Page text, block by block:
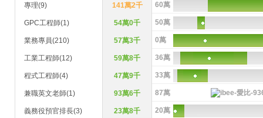
專理(9) 141萬2千 60萬
GPC工程師(1) 54萬0千 50萬
業務專員(210) 57萬3千 0萬
工業工程師(12) 59萬8千 36萬
程式工程師(4) 47萬9千 33萬
兼職英文老師(1) 93萬6千 87萬
義務役預官排長(3) 23萬8千 20萬